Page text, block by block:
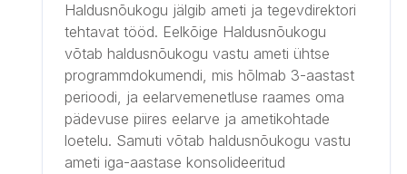
Haldusnõukogu jälgib ameti ja tegevdirektori
tehtavat tööd. Eelkõige Haldusnõukogu
võtab haldusnõukogu vastu ameti ühtse
programmdokumendi, mis hõlmab 3-aastast
perioodi, ja eelarvemenetluse raames oma
pädevuse piires eelarve ja ametikohtade
loetelu. Samuti võtab haldusnõukogu vastu
ameti iga-aastase konsolideeritud